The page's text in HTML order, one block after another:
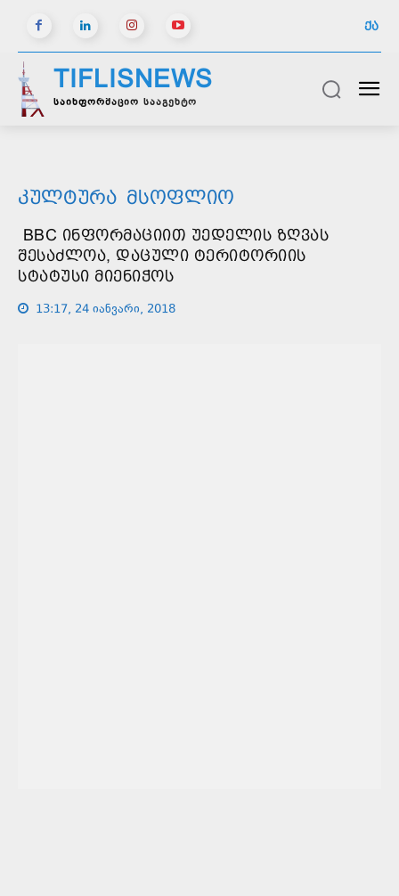
ᲥᲐ
TIFLISNEWS
საინფორმაციო სააგენტო
ᲙᲣᲚᲢᲣᲠᲐ ᲛᲡᲝᲤᲚᲘᲝ
BBC ᲘᲜᲤᲝᲠᲛᲐᲪᲘᲘᲗ ᲣᲔᲓᲔᲚᲘᲡ ᲖᲦᲕᲐᲡ
ᲨᲔᲡᲐᲫᲚᲝᲐ, ᲓᲐᲪᲣᲚᲘ ᲢᲔᲠᲘᲢᲝᲠᲘᲘᲡ
ᲡᲢᲐᲢᲣᲡᲘ ᲛᲘᲔᲜᲘᲭᲝᲡ
13:17, 24 იანვარი, 2018